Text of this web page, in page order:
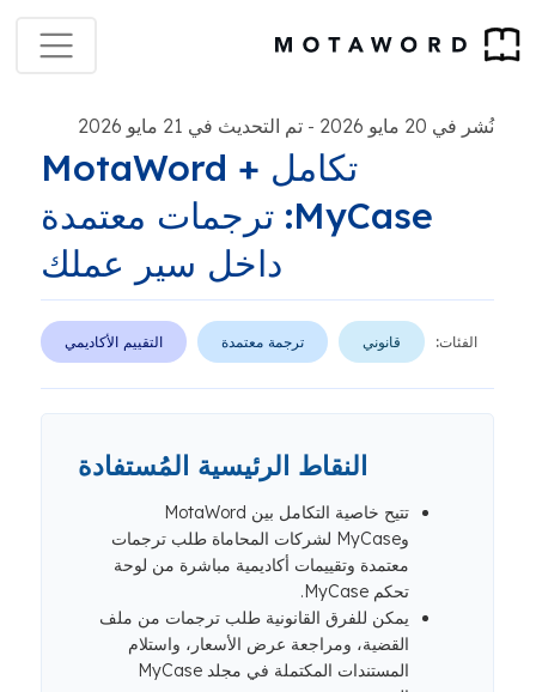
نُشر في 20 مايو 2026 - تم التحديث في 21 مايو 2026
تكامل MotaWord +
MyCase: ترجمات معتمدة
داخل سير عملك
الفئات: قانوني ترجمة معتمدة التقييم الأكاديمي
النقاط الرئيسية المُستفادة
تتيح خاصية التكامل بين MotaWord
وMyCase لشركات المحاماة طلب ترجمات
معتمدة وتقييمات أكاديمية مباشرة من لوحة
تحكم MyCase.
يمكن للفرق القانونية طلب ترجمات من ملف
القضية، ومراجعة عرض الأسعار، واستلام
المستندات المكتملة في مجلد MyCase